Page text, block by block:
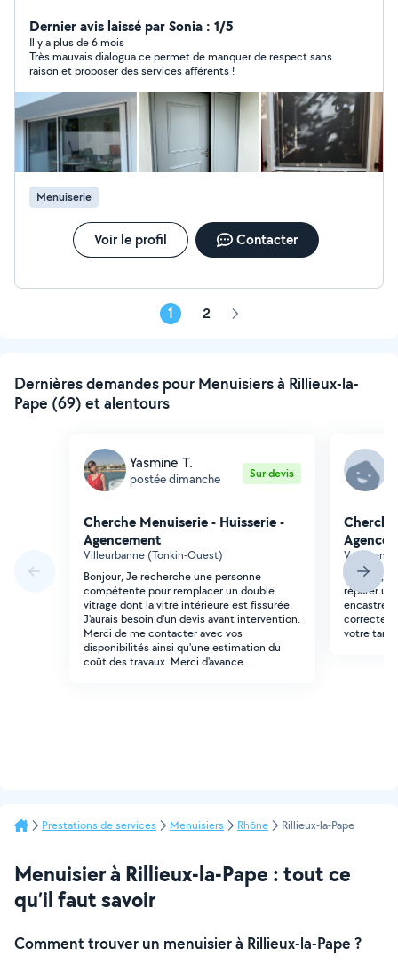
Dernier avis laissé par Sonia : 1/5
Il y a plus de 6 mois
Très mauvais dialogua ce permet de manquer de respect sans
raison et proposer des services afférents !
Menuiserie
Voir le profil Contacter
1 2 Page
Dernières demandes pour Menuisiers à Rillieux-la-
Pape (69) et alentours
Yasmine T.
postée dimanche Sur devis
Cherche Menuiserie - Huisserie -
Agencement
Villeurbanne (Tonkin-Ouest)
Bonjour, Je recherche une personne
compétente pour remplacer un double
vitrage dont la vitre intérieure est fissurée.
J'aurais besoin d'un devis avant intervention.
Merci de me contacter avec vos
disponibilités ainsi qu'une estimation du
coût des travaux. Merci d'avance.
Vaulx-en-
Bonjour,
réparer un
encastré.
votre tarif
Prestations de services Menuisiers Rhône Rillieux-la-Pape
Menuisier à Rillieux-la-Pape : tout ce
qu’il faut savoir
Comment trouver un menuisier à Rillieux-la-Pape ?